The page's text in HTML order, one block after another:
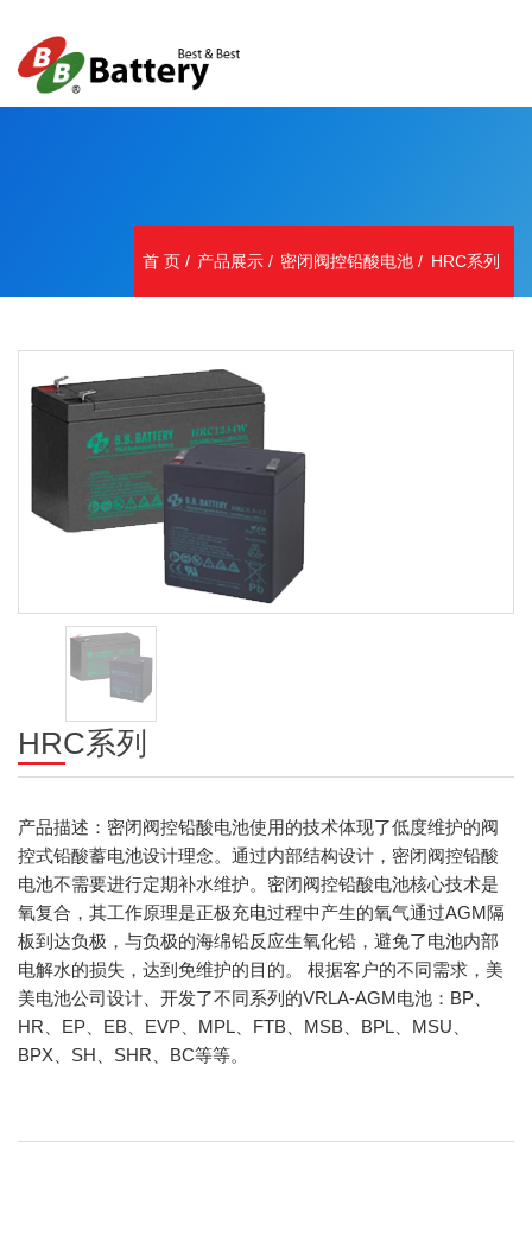
首 页 产品展示 密闭阀控铅酸电池 HRC系列
HRC系列
产品描述：密闭阀控铅酸电池使用的技术体现了低度维护的阀
控式铅酸蓄电池设计理念。通过内部结构设计，密闭阀控铅酸
电池不需要进行定期补水维护。密闭阀控铅酸电池核心技术是
氧复合，其工作原理是正极充电过程中产生的氧气通过AGM隔
板到达负极，与负极的海绵铅反应生氧化铅，避免了电池内部
电解水的损失，达到免维护的目的。 根据客户的不同需求，美
美电池公司设计、开发了不同系列的VRLA-AGM电池：BP、
HR、EP、EB、EVP、MPL、FTB、MSB、BPL、MSU、
BPX、SH、SHR、BC等等。